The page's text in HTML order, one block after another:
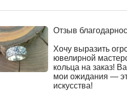
Отзыв
Хочу выразить
ювелирной
кольца на заказ!
мои ожидания —
искусства!